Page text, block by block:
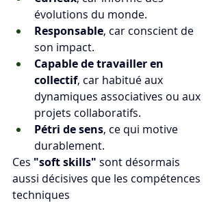
évolutions du monde.
Responsable, car conscient de
son impact.
Capable de travailler en
collectif, car habitué aux
dynamiques associatives ou aux
projets collaboratifs.
Pétri de sens, ce qui motive
durablement.
Ces "soft skills" sont désormais
aussi décisives que les compétences
techniques